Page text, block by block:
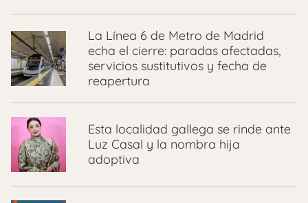
La Línea 6 de Metro de Madrid
echa el cierre: paradas afectadas,
servicios sustitutivos y fecha de
reapertura
Esta localidad gallega se rinde ante
Luz Casal y la nombra hija
adoptiva